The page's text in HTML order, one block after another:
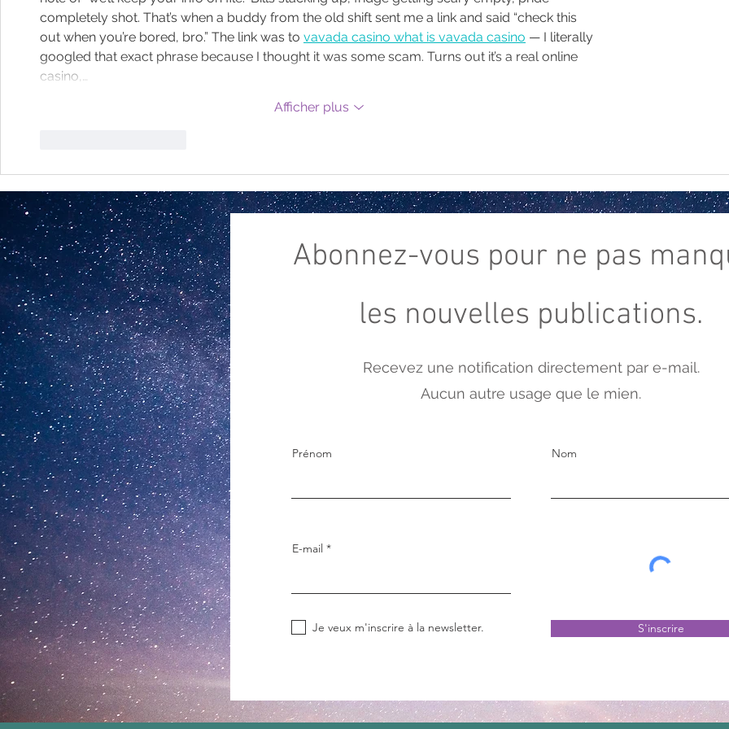
completely shot. That’s when a buddy from the old shift sent me a link and said “check this
out when you’re bored, bro.” The link was to vavada casino what is vavada casino — I literally
googled that exact phrase because I thought it was some scam. Turns out it’s a real online
casino,…
Afficher plus
Abonnez-vous pour ne pas
les nouvelles publications.
Recevez une notification directement par e-mail.
Aucun autre usage que le mien.
Prénom Nom
E-mail
Je veux m'inscrire à la newsletter. S'inscrire